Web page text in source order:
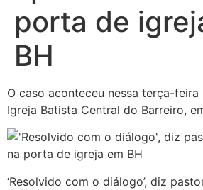
porta de
BH
O caso aconteceu nessa terça-
Igreja Batista Central do Barreiro,
‘Resolvido com o diálogo’, diz